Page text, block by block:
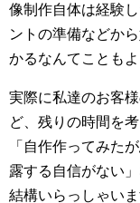
像制作自体は経験
ントの準備などか
かるなんてこともよ
実際に私達のお客
ど、残りの時間を
「自作作ってみた
露する自信がない
結構いらっしゃいま